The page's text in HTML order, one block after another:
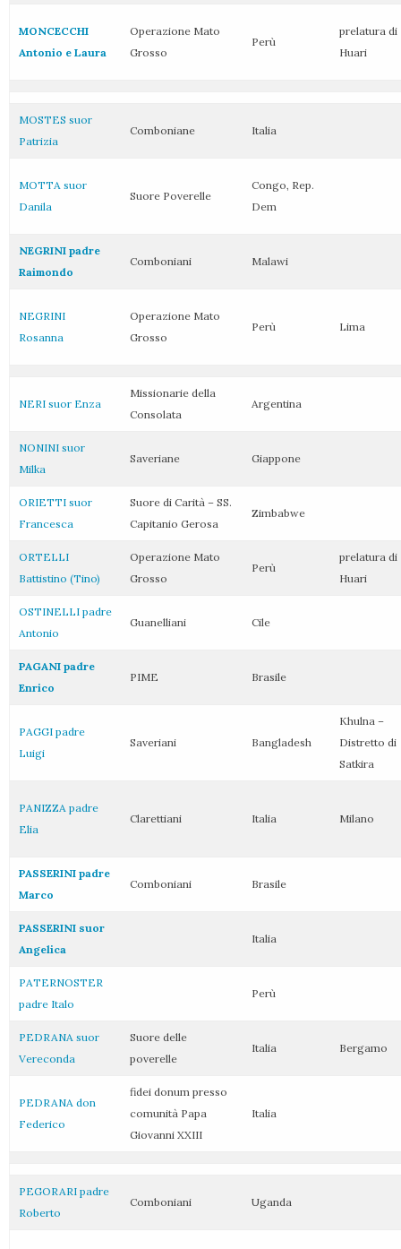
MONCECCHI
Antonio e Laura
Operazione Mato
Grosso
Perù
prelatura di
Huari
MOSTES suor
Patrizia
Comboniane Italia
MOTTA suor
Danila
Suore Poverelle
Congo, Rep.
Dem
NEGRINI padre
Raimondo
Comboniani Malawi
NEGRINI
Rosanna
Operazione Mato
Grosso
Perù Lima
NERI suor Enza
Missionarie della
Consolata
Argentina
NONINI suor
Milka
Saveriane Giappone
ORIETTI suor
Francesca
Suore di Carità – SS.
Capitanio Gerosa
Zimbabwe
ORTELLI
Battistino (Tino)
Operazione Mato
Grosso
Perù
prelatura di
Huari
OSTINELLI padre
Antonio
Guanelliani Cile
PAGANI padre
Enrico
PIME Brasile
PAGGI padre
Luigi
Saveriani Bangladesh
Khulna –
Distretto di
Satkira
PANIZZA padre
Elia
Clarettiani Italia Milano
PASSERINI padre
Marco
Comboniani Brasile
PASSERINI suor
Angelica
Italia
PATERNOSTER
padre Italo
Perù
PEDRANA suor
Vereconda
Suore delle
poverelle
Italia Bergamo
PEDRANA don
Federico
fidei donum presso
comunità Papa
Giovanni XXIII
Italia
PEGORARI padre
Roberto
Comboniani Uganda